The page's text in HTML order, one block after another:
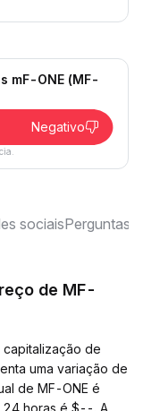
mF-ONE (MF-
Negativo
sociaisPerguntas
de MF-
de
uma variação de
de MF-ONE é
24 horas é $--. A